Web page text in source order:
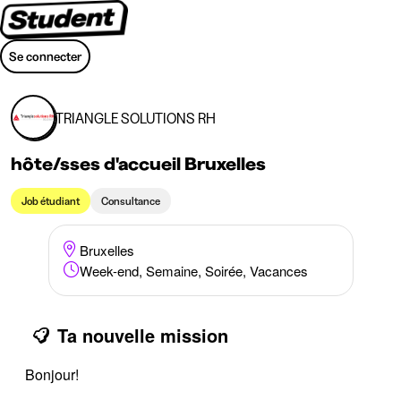
Se connecter
TRIANGLE SOLUTIONS RH
hôte/sses d'accueil Bruxelles
Job étudiant Consultance
Bruxelles
Week-end, Semaine, Soirée, Vacances
Ta nouvelle mission
Bonjour!